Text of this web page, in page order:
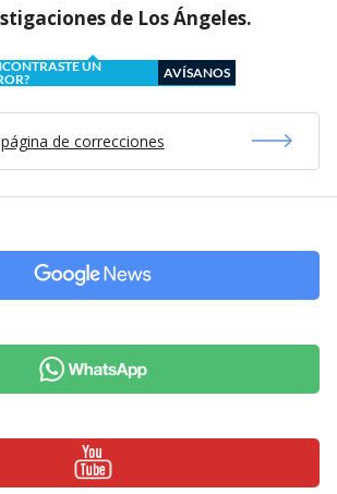
de Los Ángeles.
UN
AVÍSANOS
de correcciones